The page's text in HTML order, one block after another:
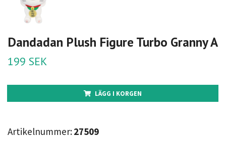
Dandadan Plush Figure Turbo Granny A
199 SEK
LÄGG I KORGEN
Artikelnummer:27509